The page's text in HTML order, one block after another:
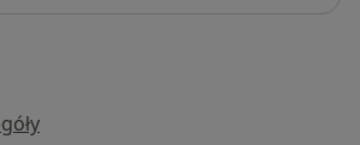
fizjoterapia